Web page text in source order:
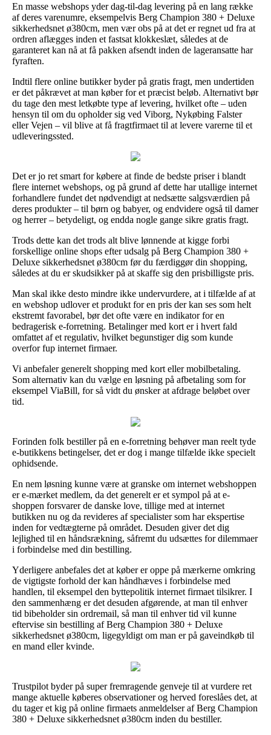
En masse webshops yder dag-til-dag levering på en lang række
af deres varenumre, eksempelvis Berg Champion 380 + Deluxe
sikkerhedsnet ø380cm, men vær obs på at det er regnet ud fra at
ordren aflægges inden et fastsat klokkeslæt, således at de
garanteret kan nå at få pakken afsendt inden de lageransatte har
fyraften.
Indtil flere online butikker byder på gratis fragt, men undertiden
er det påkrævet at man køber for et præcist beløb. Alternativt bør
du tage den mest letkøbte type af levering, hvilket ofte – uden
hensyn til om du opholder sig ved Viborg, Nykøbing Falster
eller Vejen – vil blive at få fragtfirmaet til at levere varerne til et
udleveringssted.
Det er jo ret smart for købere at finde de bedste priser i blandt
flere internet webshops, og på grund af dette har utallige internet
forhandlere fundet det nødvendigt at nedsætte salgsværdien på
deres produkter – til børn og babyer, og endvidere også til damer
og herrer – betydeligt, og endda nogle gange sikre gratis fragt.
Trods dette kan det trods alt blive lønnende at kigge forbi
forskellige online shops efter udsalg på Berg Champion 380 +
Deluxe sikkerhedsnet ø380cm før du færdiggør din shopping,
således at du er skudsikker på at skaffe sig den prisbilligste pris.
Man skal ikke desto mindre ikke undervurdere, at i tilfælde af at
en webshop udlover et produkt for en pris der kan ses som helt
ekstremt favorabel, bør det ofte være en indikator for en
bedragerisk e-forretning. Betalinger med kort er i hvert fald
omfattet af et regulativ, hvilket begunstiger dig som kunde
overfor fup internet firmaer.
Vi anbefaler generelt shopping med kort eller mobilbetaling.
Som alternativ kan du vælge en løsning på afbetaling som for
eksempel ViaBill, for så vidt du ønsker at afdrage beløbet over
tid.
Forinden folk bestiller på en e-forretning behøver man reelt tyde
e-butikkens betingelser, det er dog i mange tilfælde ikke specielt
ophidsende.
En nem løsning kunne være at granske om internet webshoppen
er e-mærket medlem, da det generelt er et sympol på at e-
shoppen forsvarer de danske love, tillige med at internet
butikken nu og da revideres af specialister som har ekspertise
inden for vedtægterne på området. Desuden giver det dig
lejlighed til en håndsrækning, såfremt du udsættes for dilemmaer
i forbindelse med din bestilling.
Yderligere anbefales det at køber er oppe på mærkerne omkring
de vigtigste forhold der kan håndhæves i forbindelse med
handlen, til eksempel den byttepolitik internet firmaet tilsikrer. I
den sammenhæng er det desuden afgørende, at man til enhver
tid bibeholder sin ordremail, så man til enhver tid vil kunne
eftervise sin bestilling af Berg Champion 380 + Deluxe
sikkerhedsnet ø380cm, ligegyldigt om man er på gaveindkøb til
en mand eller kvinde.
Trustpilot byder på super fremragende genveje til at vurdere ret
mange aktuelle køberes observationer og herved foreslåes det, at
du tager et kig på online firmaets anmeldelser af Berg Champion
380 + Deluxe sikkerhedsnet ø380cm inden du bestiller.